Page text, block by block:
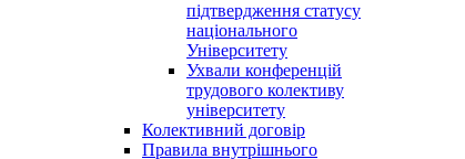
підтвердження статусу
національного
Університету
Ухвали конференцій
трудового колективу
університету
Колективний договір
Правила внутрішнього